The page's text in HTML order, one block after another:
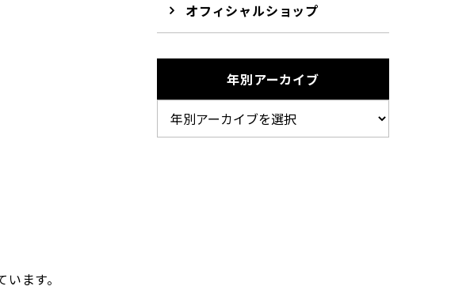
ます。
オフィシャルショップ
年別アーカイブ